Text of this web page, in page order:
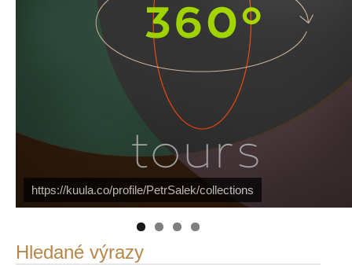
https://kuula.co/profile/PetrSalek/collections
PetrSalek.com
Náš mediální partnerFotoVideo.cz
Hledané výrazy